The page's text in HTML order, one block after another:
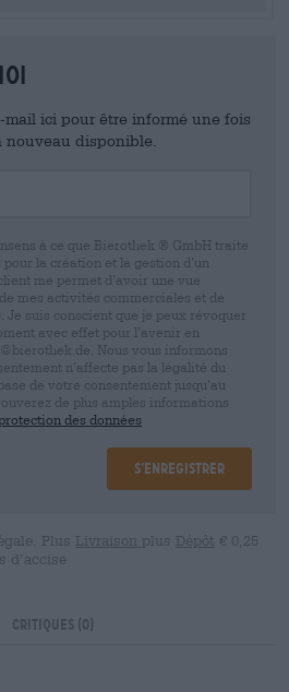
mail ici pour être informé une fois
nouveau disponible.
à ce que Bierothek ® GmbH traite
la création et la gestion d’un
me permet d’avoir une vue
mes activités commerciales et de
Je suis conscient que je peux révoquer
avec effet pour l’avenir en
Nous vous informons
n’affecte pas la légalité du
de votre consentement jusqu’au
de plus amples informations
des données
S’enregistrer
Plus Livraison plus Dépôt € 0,25
d’accise
Critiques (0)